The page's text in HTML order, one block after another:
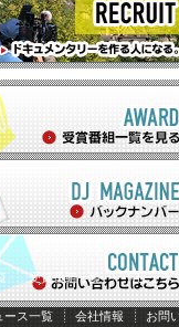
受賞番組一覧 トピックス
ース一覧 会社情報 お問